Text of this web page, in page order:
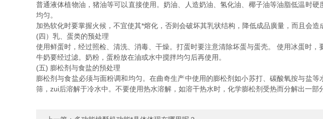
普通液体植物油，猪油等可以直接使用。奶油、人造奶油、氢化油、椰子油等油脂低温时
均匀。
加热软化时要掌握火候，不宜使其*熔化，否则会破坏其乳状结构，降低成品廣量，而且会造
(四）乳、蛋类的预处理
使用鲜蛋时，经过照检、清洗、消毒、干燥。打蛋时要注意清除坏蛋与蛋壳。 使用冰蛋时，
牛奶要经过滤。奶粉，蛋粉放在油或水中搅拌均匀后再使用。
(五) 膨松剂与食盐的預处理
膨松剂与食盐必须与面粉调和均匀。在曲奇生产中使用的膨松剂如小苏打、碳酸氧按与盐
筛，zui后溶解于冷水中。不要使用热水溶解，如溶干热水时，化学膨松剂受热而分解出一部